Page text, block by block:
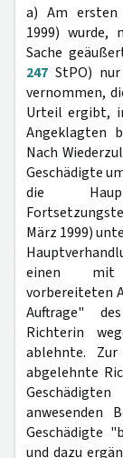
a) Am ersten
1999) wurde,
Sache
247 StPO)
vernommen,
Urteil ergibt,
Angeklagten
Nach
Geschädigte
die
März 1999)
einen mit
vorbereiteten
Auftrage"
Richterin
ablehnte.
abgelehnte
anwesenden
Geschädigte
und dazu